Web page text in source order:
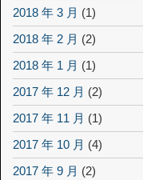
2018 年 3 月 (1)
2018 年 2 月 (2)
2018 年 1 月 (1)
2017 年 12 月 (2)
2017 年 11 月 (1)
2017 年 10 月 (4)
2017 年 9 月 (2)